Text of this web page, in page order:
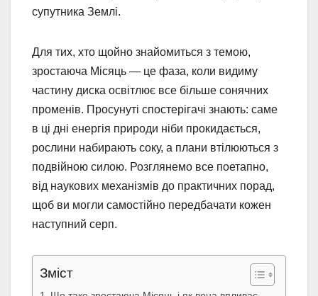
супутника Землі.
Для тих, хто щойно знайомиться з темою,
зростаюча Місяць — це фаза, коли видиму
частину диска освітлює все більше сонячних
променів. Просунуті спостерігачі знають: саме
в ці дні енергія природи ніби прокидається,
рослини набирають соку, а плани втілюються з
подвійною силою. Розглянемо все поетапно,
від наукових механізмів до практичних порад,
щоб ви могли самостійно передбачати кожен
наступний серп.
Зміст